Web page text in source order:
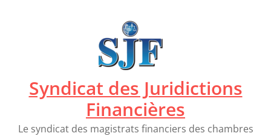
Syndicat des Juridictions
Financières
Le syndicat des magistrats financiers des chambres